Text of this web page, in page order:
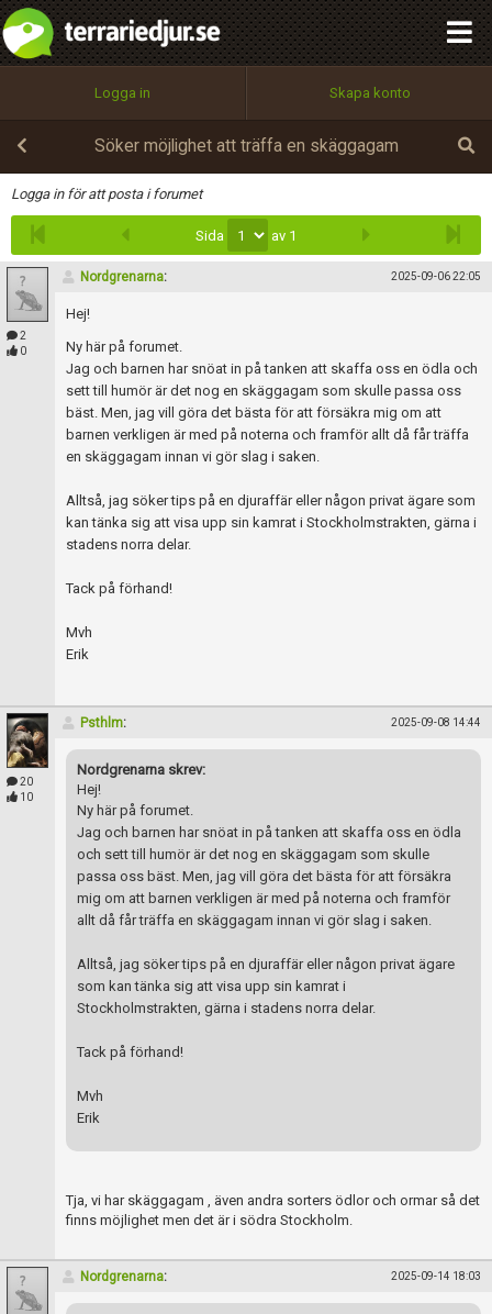
Logga in Skapa konto
Söker möjlighet att träffa en skäggagam
Logga in för att posta i forumet
Sida av 1
2
0
Nordgrenarna: 2025-09-06 22:05
Hej!
Ny här på forumet.
Jag och barnen har snöat in på tanken att skaffa oss en ödla och
sett till humör är det nog en skäggagam som skulle passa oss
bäst. Men, jag vill göra det bästa för att försäkra mig om att
barnen verkligen är med på noterna och framför allt då får träffa
en skäggagam innan vi gör slag i saken.
Alltså, jag söker tips på en djuraffär eller någon privat ägare som
kan tänka sig att visa upp sin kamrat i Stockholmstrakten, gärna i
stadens norra delar.
Tack på förhand!
Mvh
Erik
20
10
Psthlm: 2025-09-08 14:44
Nordgrenarna skrev:
Hej!
Ny här på forumet.
Jag och barnen har snöat in på tanken att skaffa oss en ödla
och sett till humör är det nog en skäggagam som skulle
passa oss bäst. Men, jag vill göra det bästa för att försäkra
mig om att barnen verkligen är med på noterna och framför
allt då får träffa en skäggagam innan vi gör slag i saken.
Alltså, jag söker tips på en djuraffär eller någon privat ägare
som kan tänka sig att visa upp sin kamrat i
Stockholmstrakten, gärna i stadens norra delar.
Tack på förhand!
Mvh
Erik
Tja, vi har skäggagam , även andra sorters ödlor och ormar så det
finns möjlighet men det är i södra Stockholm.
Nordgrenarna: 2025-09-14 18:03
Infoga
Utför
100%
OK
integritetspolicy
Namn:
Epost:
Användarnamn:
Lösenord:
Privacy Policy
Terms of Service
Skapa konto
Begär nytt lösenord
Tillbaka till förstasidan